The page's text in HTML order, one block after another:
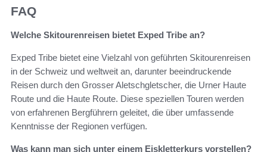
FAQ
Welche Skitourenreisen bietet Exped Tribe an?
Exped Tribe bietet eine Vielzahl von geführten Skitourenreisen
in der Schweiz und weltweit an, darunter beeindruckende
Reisen durch den Grosser Aletschgletscher, die Urner Haute
Route und die Haute Route. Diese speziellen Touren werden
von erfahrenen Bergführern geleitet, die über umfassende
Kenntnisse der Regionen verfügen.
Was kann man sich unter einem Eiskletterkurs vorstellen?